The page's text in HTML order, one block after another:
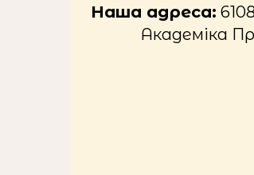
Наша адреса:
Академіка